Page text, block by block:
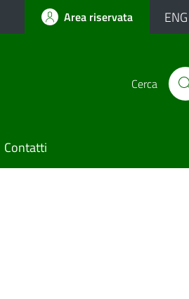
Area riservata ENG
Cerca
Contatti